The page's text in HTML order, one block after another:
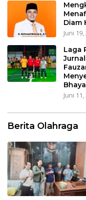
Diam
Juni
Laga
Juni
Berita Olahraga